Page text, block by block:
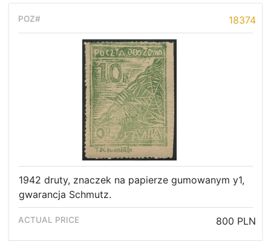
18374
1942 druty, znaczek na papierze gumowanym y1,
gwarancja Schmutz.
800 PLN